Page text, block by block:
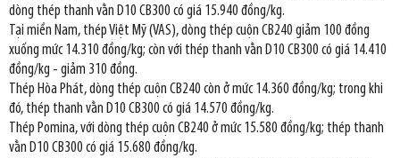
dòng thép thanh vằn D10 CB300 có giá 15.940 đồng/kg.
Tại miền Nam, thép Việt Mỹ (VAS), dòng thép cuộn CB240 giảm 100 đồng
xuống mức 14.310 đồng/kg; còn với thép thanh vằn D10 CB300 có giá 14.410
đồng/kg - giảm 310 đồng.
Thép Hòa Phát, dòng thép cuộn CB240 còn ở mức 14.360 đồng/kg; trong khi
đó, thép thanh vằn D10 CB300 có giá 14.570 đồng/kg.
Thép Pomina, với dòng thép cuộn CB240 ở mức 15.580 đồng/kg; thép thanh
vằn D10 CB300 có giá 15.680 đồng/kg.